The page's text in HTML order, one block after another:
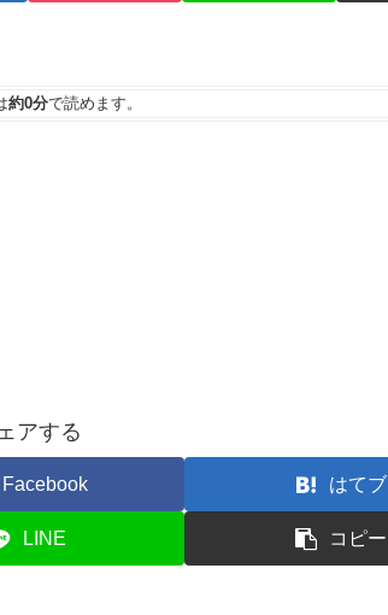
約0分で読めます。
アする
Facebook はてブ
LINE コピー